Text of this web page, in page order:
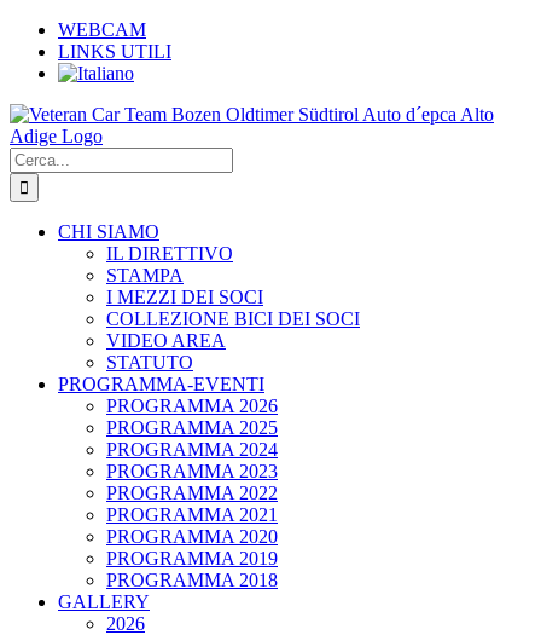
Salta
contenuto
WEBCAM
LINKS UTILI
Cerca
per:
CHI SIAMO
IL DIRETTIVO
STAMPA
I MEZZI DEI SOCI
COLLEZIONE BICI DEI SOCI
VIDEO AREA
STATUTO
PROGRAMMA-EVENTI
PROGRAMMA 2026
PROGRAMMA 2025
PROGRAMMA 2024
PROGRAMMA 2023
PROGRAMMA 2022
PROGRAMMA 2021
PROGRAMMA 2020
PROGRAMMA 2019
PROGRAMMA 2018
GALLERY
2026